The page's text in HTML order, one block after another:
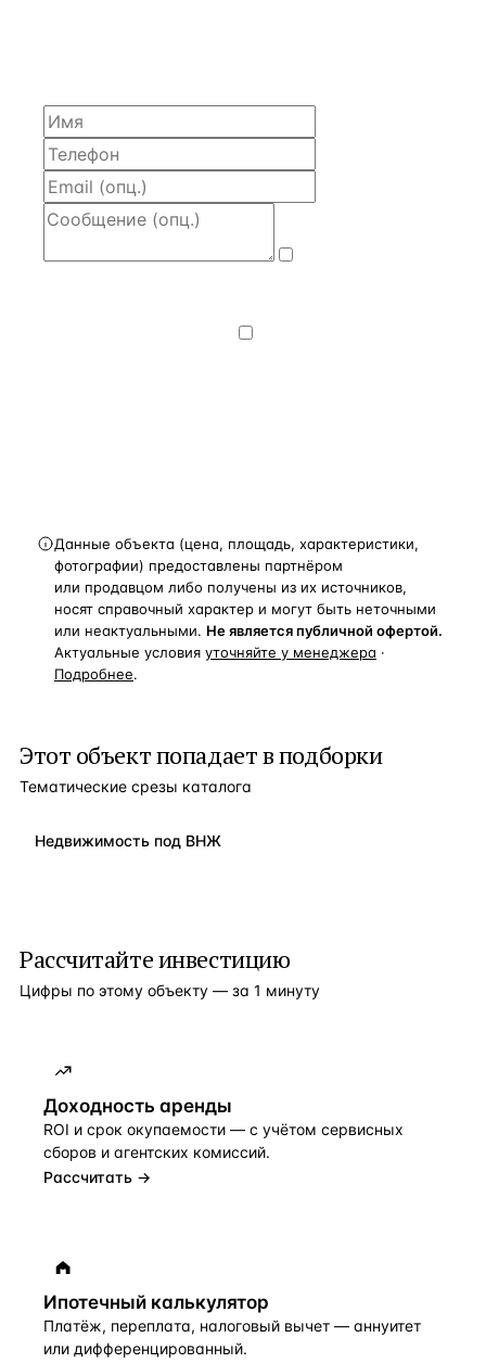
Данные объекта (цена, площадь, характеристики,
фотографии) предоставлены партнёром
или продавцом либо получены из их источников,
носят справочный характер и могут быть неточными
или неактуальными. Не является публичной офертой.
Актуальные условия уточняйте у менеджера ·
Подробнее.
Этот объект попадает в подборки
Тематические срезы каталога
Недвижимость под ВНЖ
Рассчитайте инвестицию
Цифры по этому объекту — за 1 минуту
Доходность аренды
ROI и срок окупаемости — с учётом сервисных
сборов и агентских комиссий.
Рассчитать →
Ипотечный калькулятор
Платёж, переплата, налоговый вычет — аннуитет
или дифференцированный.